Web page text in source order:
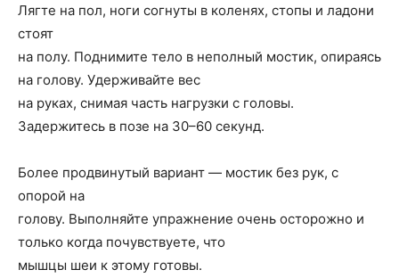
Лягте на пол, ноги согнуты в коленях, стопы и ладони
стоят
на полу. Поднимите тело в неполный мостик, опираясь
на голову. Удерживайте вес
на руках, снимая часть нагрузки с головы.
Задержитесь в позе на 30–60 секунд.
Более продвинутый вариант — мостик без рук, с
опорой на
голову. Выполняйте упражнение очень осторожно и
только когда почувствуете, что
мышцы шеи к этому готовы.